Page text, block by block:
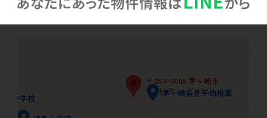
ニトリ茅ヶ崎店 徒歩10分（800m） たまや浜見平店 徒歩8分（600m）
〒253-0065 茅ヶ崎市
松尾276番1他
島中学校
茅ヶ崎浜見平幼稚園
〒253-0065 茅ヶ崎市
松尾276番1他
島中学校
茅ヶ崎浜見平幼稚園